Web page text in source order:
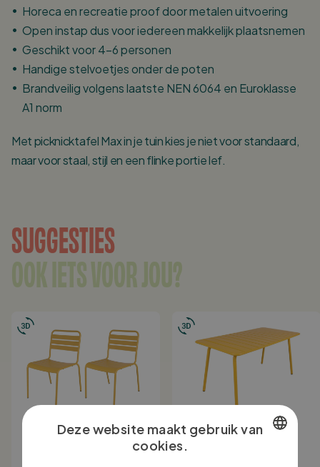
Horeca en recreatie proof door metalen uitvoering
Open instap dus voor iedereen makkelijk plaatsnemen
Geschikt voor 4-6 personen
Handige stelvoetjes onder de poten
Brandveilig volgens laatste NEN 6064 en Euroklasse
A1 norm
Met picknicktafel Max in je tuin kies je niet voor standaard,
maar voor staal, stijl en een flinke portie lef.
SUGGESTIES
OOK IETS VOOR JOU?
Deze website maakt gebruik van
cookies.